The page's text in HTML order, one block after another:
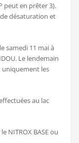
peut en prêter 3).
de désaturation et
samedi 11 mai à
Le lendemain
uniquement les
au lac
NITROX BASE ou